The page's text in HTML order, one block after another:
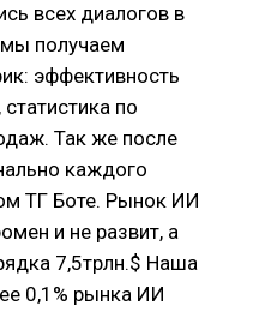
всех диалогов в
получаем
эффективность
по
Так же после
каждого
ТГ Боте. Рынок ИИ
и не развит, а
7,5трлн.$ Наша
0,1% рынка ИИ